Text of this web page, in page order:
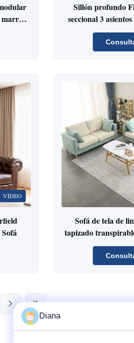
marrón
Sillón profundo
seccional 3
Lavable
VÍDEO
Sofá de tela de
tapizado
estar
Diana